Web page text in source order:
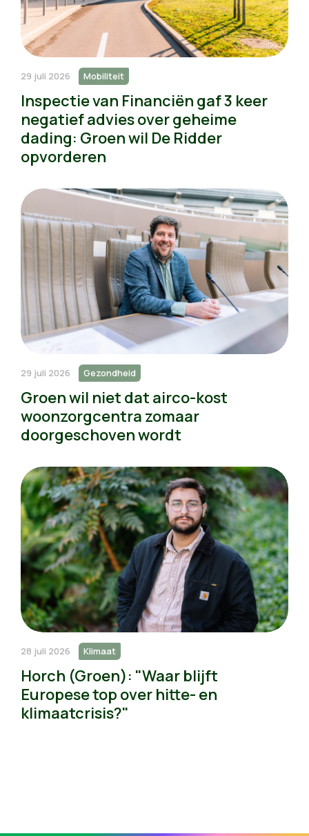
29 juli 2026 Mobiliteit
Inspectie van Financiën gaf 3 keer
negatief advies over geheime
dading: Groen wil De Ridder
opvorderen
29 juli 2026 Gezondheid
Groen wil niet dat airco-kost
woonzorgcentra zomaar
doorgeschoven wordt
28 juli 2026 Klimaat
Horch (Groen): "Waar blijft
Europese top over hitte- en
klimaatcrisis?"